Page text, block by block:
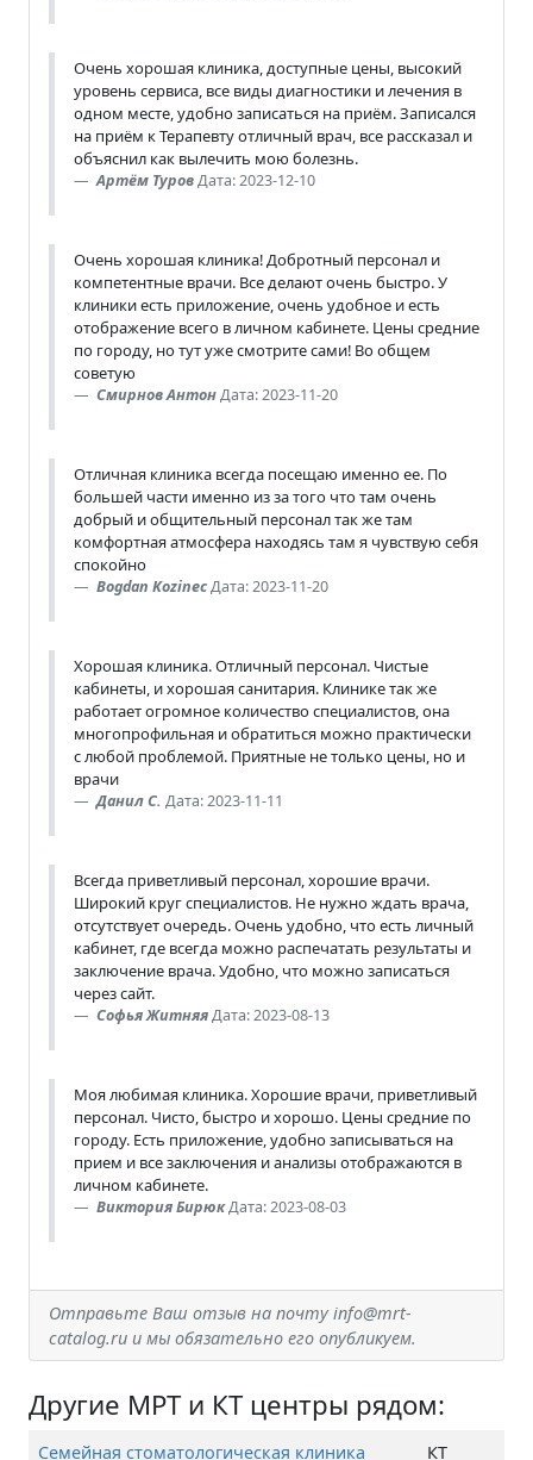
Очень хорошая клиника, доступные цены, высокий
уровень сервиса, все виды диагностики и лечения в
одном месте, удобно записаться на приём. Записался
на приём к Терапевту отличный врач, все рассказал и
объяснил как вылечить мою болезнь.
Артём ТуровДата: 2023-12-10
Очень хорошая клиника! Добротный персонал и
компетентные врачи. Все делают очень быстро. У
клиники есть приложение, очень удобное и есть
отображение всего в личном кабинете. Цены средние
по городу, но тут уже смотрите сами! Во общем
советую
Смирнов АнтонДата: 2023-11-20
Отличная клиника всегда посещаю именно ее. По
большей части именно из за того что там очень
добрый и общительный персонал так же там
комфортная атмосфера находясь там я чувствую себя
спокойно
Bogdan KozinecДата: 2023-11-20
Хорошая клиника. Отличный персонал. Чистые
кабинеты, и хорошая санитария. Клинике так же
работает огромное количество специалистов, она
многопрофильная и обратиться можно практически
с любой проблемой. Приятные не только цены, но и
врачи
Данил С. Дата: 2023-11-11
Всегда приветливый персонал, хорошие врачи.
Широкий круг специалистов. Не нужно ждать врача,
отсутствует очередь. Очень удобно, что есть личный
кабинет, где всегда можно распечатать результаты и
заключение врача. Удобно, что можно записаться
через сайт.
Софья ЖитняяДата: 2023-08-13
Моя любимая клиника. Хорошие врачи, приветливый
персонал. Чисто, быстро и хорошо. Цены средние по
городу. Есть приложение, удобно записываться на
прием и все заключения и анализы отображаются в
личном кабинете.
Виктория БирюкДата: 2023-08-03
Отправьте Ваш отзыв на почту info@mrt-
catalog.ru и мы обязательно его опубликуем.
Другие МРТ и КТ центры рядом:
Семейная стоматологическая клиника КТ